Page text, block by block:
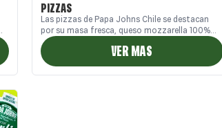
PIZZAS
Las pizzas de Papa Johns Chile se destacan
por su masa fresca, queso mozzarella 100%
real y abundantes ingredientes de calidad.
Disfruta de todas las exquisitas variedades que
tenemos para cada momento. Si buscas
pizzas en Chile con auténtico sabor y frescura,
VER MAS